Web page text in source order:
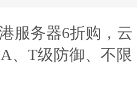
服务器6折购，云
、T级防御、不限